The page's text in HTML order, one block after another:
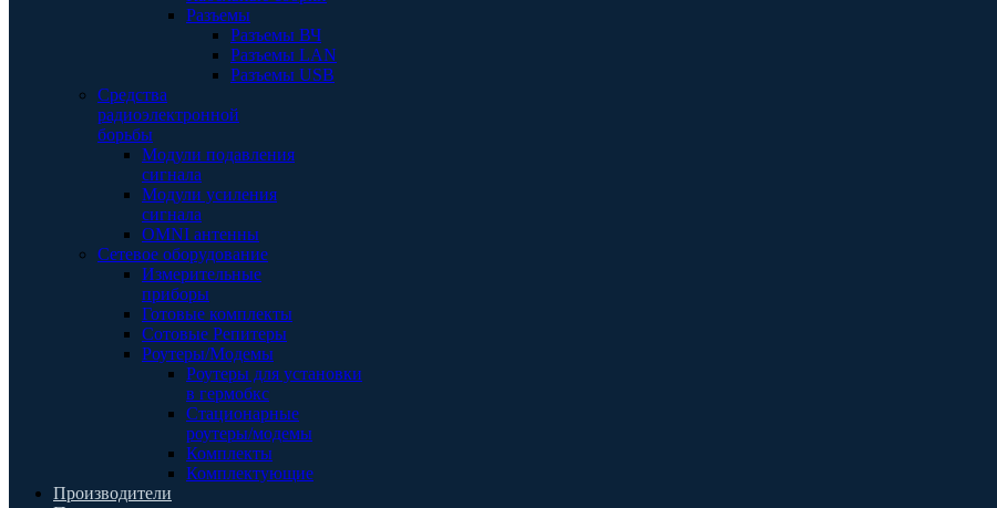
Разъемы
Разъемы ВЧ
Разъемы LAN
Разъемы USB
Средства
радиоэлектронной
борьбы
Модули подавления
сигнала
Модули усиления
сигнала
OMNI антенны
Сетевое оборудование
Измерительные
приборы
Готовые комплекты
Сотовые Репитеры
Роутеры/Модемы
Роутеры для установки
в гермобкс
Стационарные
роутеры/модемы
Комплекты
Комплектующие
Производители